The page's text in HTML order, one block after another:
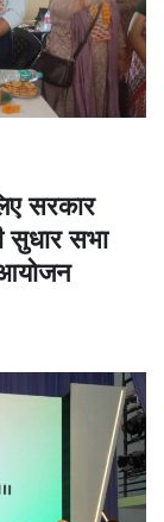
सरकार
सुधार सभा